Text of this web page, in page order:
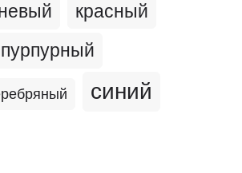
красный
пурпурный
синий